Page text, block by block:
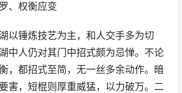
、权衡应变
以锤炼技艺为主，和人交手多为切
中人仍对其门中招式颇为忌惮。不论
，都招式至简，无一丝多余动作。暗
害，短棍则厚重威猛，以力破万。二